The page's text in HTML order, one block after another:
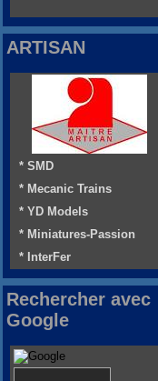
ARTISAN
* SMD
* Mecanic Trains
* YD Models
* Miniatures-Passion
* InterFer
Rechercher avec
Google